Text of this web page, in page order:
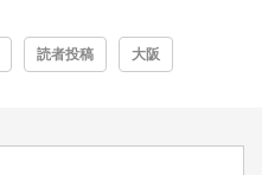
読者投稿 大阪